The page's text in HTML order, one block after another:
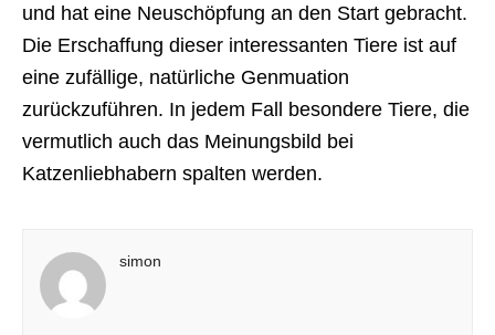
und hat eine Neuschöpfung an den Start gebracht.
Die Erschaffung dieser interessanten Tiere ist auf
eine zufällige, natürliche Genmuation
zurückzuführen. In jedem Fall besondere Tiere, die
vermutlich auch das Meinungsbild bei
Katzenliebhabern spalten werden.
simon